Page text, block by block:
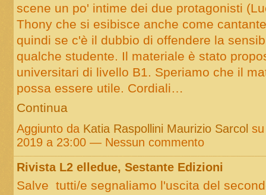
scene un po' intime dei due protagonisti
Thony che si esibisce anche come
quindi se c'è il dubbio di offendere la
qualche studente. Il materiale è stato
universitari di livello B1. Speriamo che il
possa essere utile. Cordiali…
Continua
Aggiunto da Katia Raspollini Maurizio Sarcol
2019 a 23:00 — Nessun commento
Rivista L2 elledue, Sestante Edizioni
Salve tutti/e segnaliamo l'uscita del